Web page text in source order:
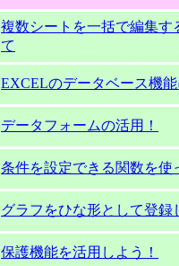
複数シートを一括で編集す
て
EXCELのデータベース機
データフォームの活用！
条件を設定できる関数を使
グラフをひな形として登録
保護機能を活用しよう！